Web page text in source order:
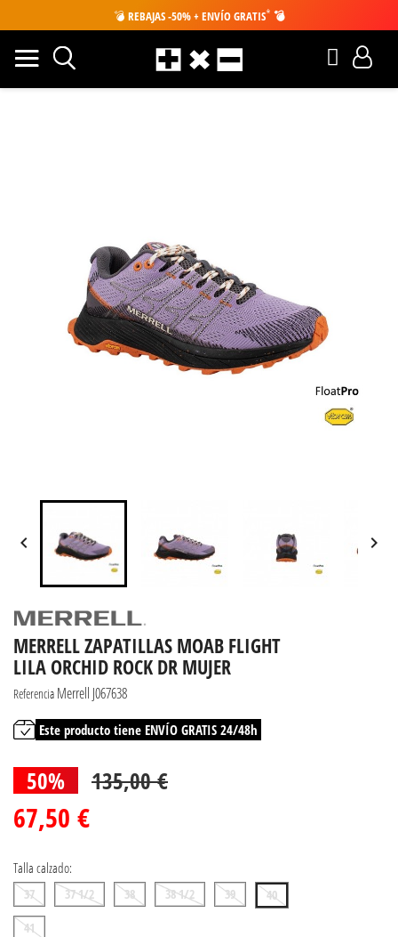
💣 REBAJAS -50% + ENVÍO GRATIS* 💣
 
MERRELL ZAPATILLAS MOAB FLIGHT
LILA ORCHID ROCK DR MUJER
Referencia Merrell J067638
Este producto tiene ENVÍO GRATIS 24/48h
50% 135,00 €
67,50 €
Talla calzado:
37 37 1/2 38 38 1/2 39
40
41